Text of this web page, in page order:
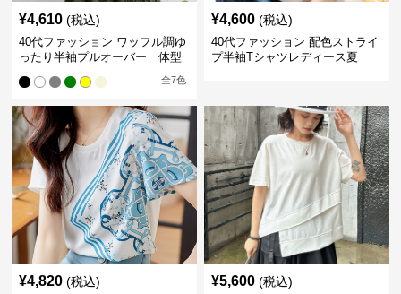
¥4,610 (税込)
40代ファッション ワッフル調ゆ
ったり半袖プルオーバー 体型
全7色
¥4,600 (税込)
40代ファッション 配色ストライ
プ半袖Tシャツレディース夏
¥4,820 (税込) ¥5,600 (税込)